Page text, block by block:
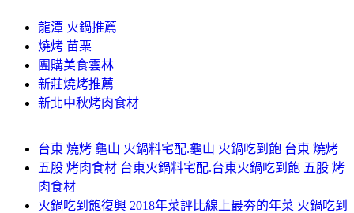
龍潭 火鍋推薦
燒烤 苗栗
團購美食雲林
新莊燒烤推薦
新北中秋烤肉食材
台東 燒烤 龜山 火鍋料宅配.龜山 火鍋吃到飽 台東 燒烤
五股 烤肉食材 台東火鍋料宅配.台東火鍋吃到飽 五股 烤
肉食材
火鍋吃到飽復興 2018年菜評比線上最夯的年菜 火鍋吃到